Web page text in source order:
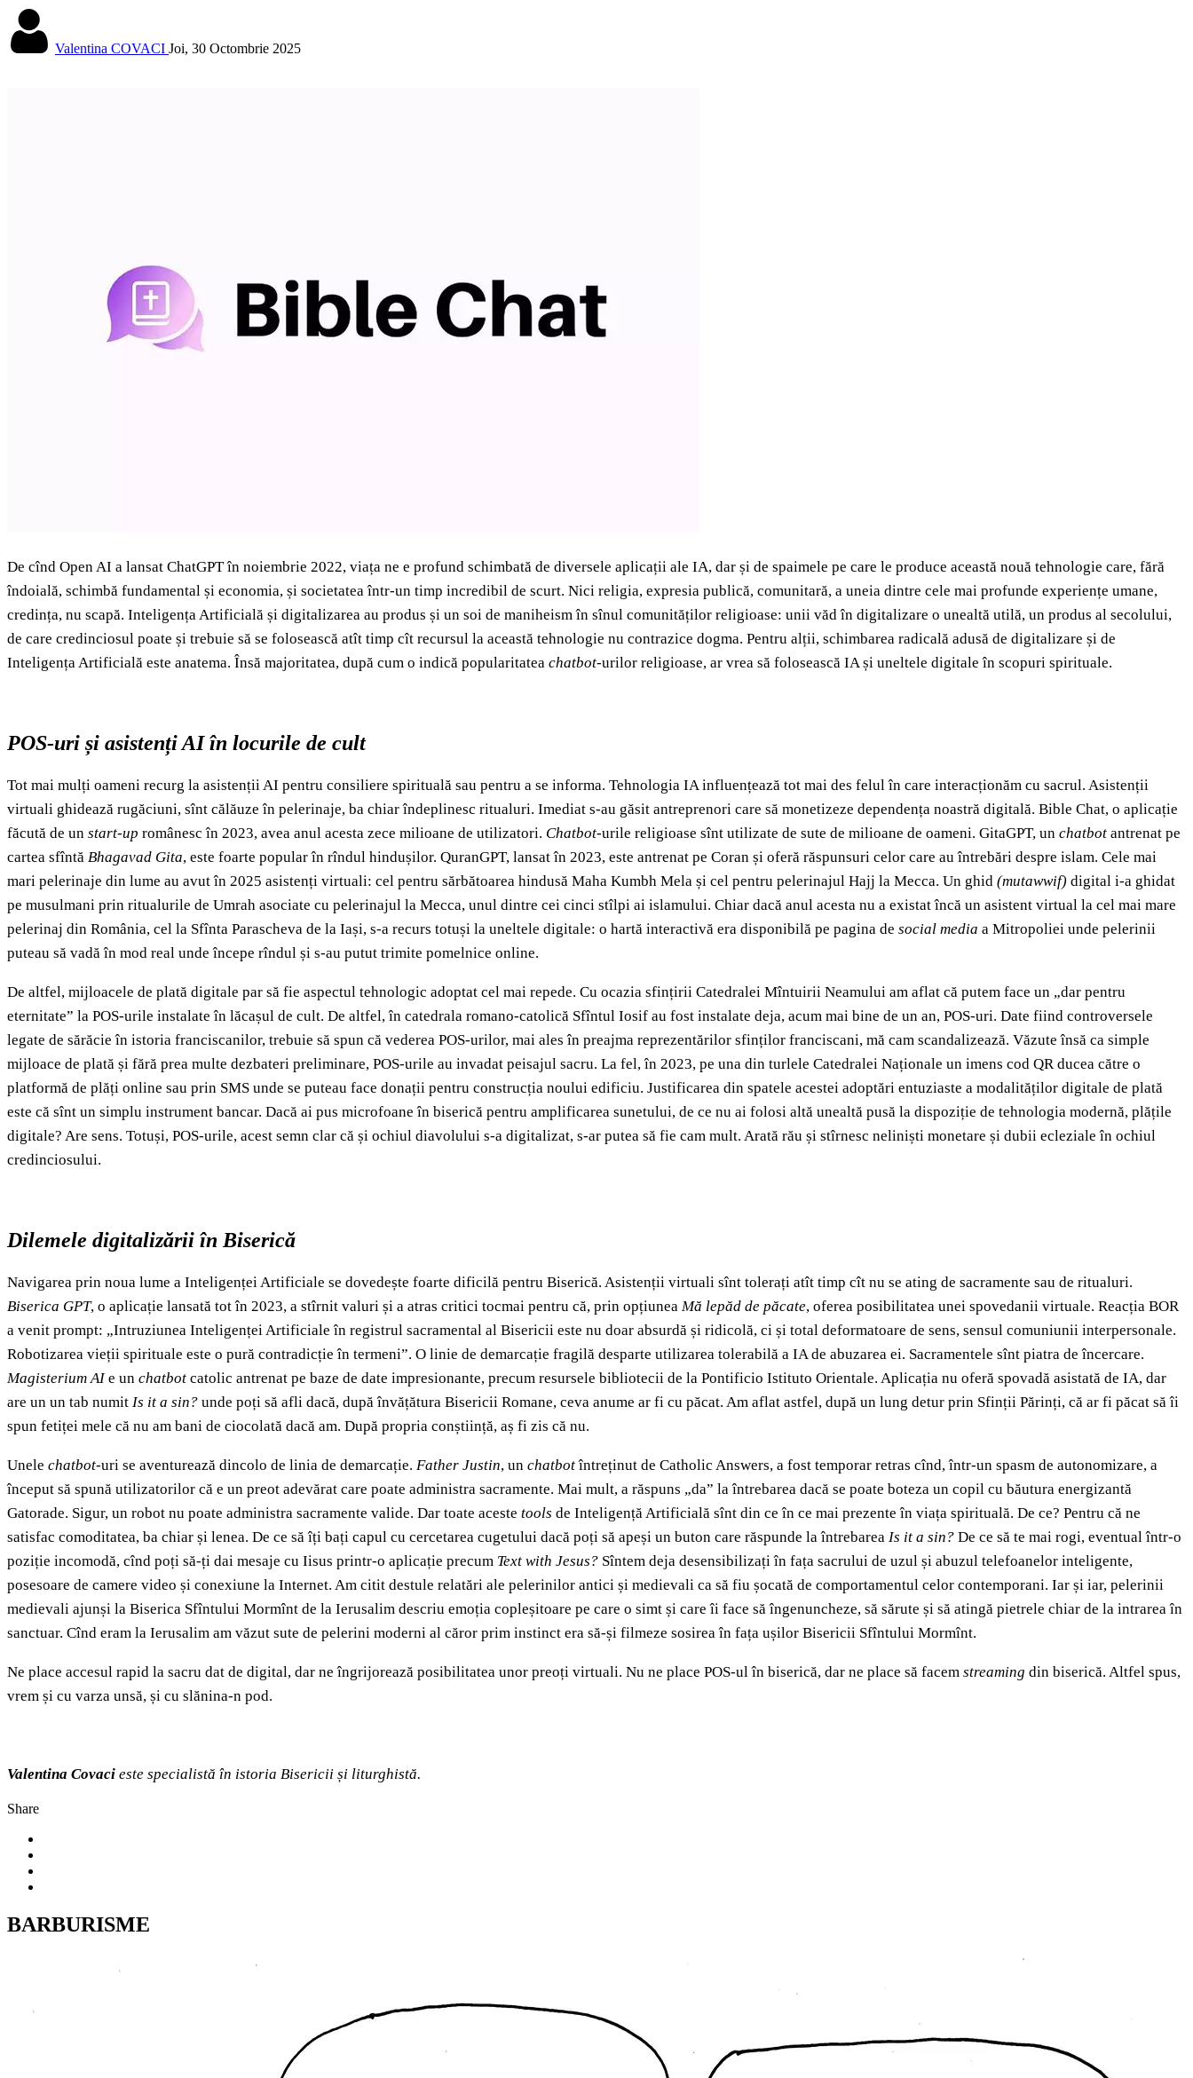
Valentina COVACI Joi, 30 Octombrie 2025
De cînd Open AI a lansat ChatGPT în noiembrie 2022, viața ne e profund schimbată de diversele aplicații ale IA, dar și de spaimele pe care le produce această nouă tehnologie care, fără
îndoială, schimbă fundamental și economia, și societatea într-un timp incredibil de scurt. Nici religia, expresia publică, comunitară, a uneia dintre cele mai profunde experiențe umane,
credința, nu scapă. Inteligența Artificială și digitalizarea au produs și un soi de maniheism în sînul comunităților religioase: unii văd în digitalizare o unealtă utilă, un produs al secolului,
de care credinciosul poate și trebuie să se folosească atît timp cît recursul la această tehnologie nu contrazice dogma. Pentru alții, schimbarea radicală adusă de digitalizare și de
Inteligența Artificială este anatema. Însă majoritatea, după cum o indică popularitatea chatbot-urilor religioase, ar vrea să folosească IA și uneltele digitale în scopuri spirituale.
POS-uri și asistenți AI în locurile de cult
Tot mai mulți oameni recurg la asistenții AI pentru consiliere spirituală sau pentru a se informa. Tehnologia IA influențează tot mai des felul în care interacționăm cu sacrul. Asistenții
virtuali ghidează rugăciuni, sînt călăuze în pelerinaje, ba chiar îndeplinesc ritualuri. Imediat s-au găsit antreprenori care să monetizeze dependența noastră digitală. Bible Chat, o aplicație
făcută de un start-up românesc în 2023, avea anul acesta zece milioane de utilizatori. Chatbot-urile religioase sînt utilizate de sute de milioane de oameni. GitaGPT, un chatbot antrenat pe
cartea sfîntă Bhagavad Gita, este foarte popular în rîndul hindușilor. QuranGPT, lansat în 2023, este antrenat pe Coran și oferă răspunsuri celor care au întrebări despre islam. Cele mai
mari pelerinaje din lume au avut în 2025 asistenți virtuali: cel pentru sărbătoarea hindusă Maha Kumbh Mela și cel pentru pelerinajul Hajj la Mecca. Un ghid (mutawwif) digital i-a ghidat
pe musulmani prin ritualurile de Umrah asociate cu pelerinajul la Mecca, unul dintre cei cinci stîlpi ai islamului. Chiar dacă anul acesta nu a existat încă un asistent virtual la cel mai mare
pelerinaj din România, cel la Sfînta Parascheva de la Iași, s-a recurs totuși la uneltele digitale: o hartă interactivă era disponibilă pe pagina de social media a Mitropoliei unde pelerinii
puteau să vadă în mod real unde începe rîndul și s-au putut trimite pomelnice online.
De altfel, mijloacele de plată digitale par să fie aspectul tehnologic adoptat cel mai repede. Cu ocazia sfințirii Catedralei Mîntuirii Neamului am aflat că putem face un „dar pentru
eternitate” la POS-urile instalate în lăcașul de cult. De altfel, în catedrala romano-catolică Sfîntul Iosif au fost instalate deja, acum mai bine de un an, POS-uri. Date fiind controversele
legate de sărăcie în istoria franciscanilor, trebuie să spun că vederea POS-urilor, mai ales în preajma reprezentărilor sfinților franciscani, mă cam scandalizează. Văzute însă ca simple
mijloace de plată și fără prea multe dezbateri preliminare, POS-urile au invadat peisajul sacru. La fel, în 2023, pe una din turlele Catedralei Naționale un imens cod QR ducea către o
platformă de plăți online sau prin SMS unde se puteau face donații pentru construcția noului edificiu. Justificarea din spatele acestei adoptări entuziaste a modalităților digitale de plată
este că sînt un simplu instrument bancar. Dacă ai pus microfoane în biserică pentru amplificarea sunetului, de ce nu ai folosi altă unealtă pusă la dispoziție de tehnologia modernă, plățile
digitale? Are sens. Totuși, POS-urile, acest semn clar că și ochiul diavolului s-a digitalizat, s-ar putea să fie cam mult. Arată rău și stîrnesc neliniști monetare și dubii ecleziale în ochiul
credinciosului.
Dilemele digitalizării în Biserică
Navigarea prin noua lume a Inteligenței Artificiale se dovedește foarte dificilă pentru Biserică. Asistenții virtuali sînt tolerați atît timp cît nu se ating de sacramente sau de ritualuri.
Biserica GPT, o aplicație lansată tot în 2023, a stîrnit valuri și a atras critici tocmai pentru că, prin opțiunea Mă lepăd de păcate, oferea posibilitatea unei spovedanii virtuale. Reacția BOR
a venit prompt: „Intruziunea Inteligenței Artificiale în registrul sacramental al Bisericii este nu doar absurdă și ridicolă, ci și total deformatoare de sens, sensul comuniunii interpersonale.
Robotizarea vieții spirituale este o pură contradicție în termeni”. O linie de demarcație fragilă desparte utilizarea tolerabilă a IA de abuzarea ei. Sacramentele sînt piatra de încercare.
Magisterium AIe un chatbot catolic antrenat pe baze de date impresionante, precum resursele bibliotecii de la Pontificio Istituto Orientale. Aplicația nu oferă spovadă asistată de IA, dar
are un un tab numit Is it a sin? unde poți să afli dacă, după învățătura Bisericii Romane, ceva anume ar fi cu păcat. Am aflat astfel, după un lung detur prin Sfinții Părinți, că ar fi păcat să îi
spun fetiței mele că nu am bani de ciocolată dacă am. După propria conștiință, aș fi zis că nu.
Unele chatbot-uri se aventurează dincolo de linia de demarcație. Father Justin, un chatbotîntreținut de Catholic Answers, a fost temporar retras cînd, într-un spasm de autonomizare, a
început să spună utilizatorilor că e un preot adevărat care poate administra sacramente. Mai mult, a răspuns „da” la întrebarea dacă se poate boteza un copil cu băutura energizantă
Gatorade. Sigur, un robot nu poate administra sacramente valide. Dar toate aceste tools de Inteligență Artificială sînt din ce în ce mai prezente în viața spirituală. De ce? Pentru că ne
satisfac comoditatea, ba chiar și lenea. De ce să îți bați capul cu cercetarea cugetului dacă poți să apeși un buton care răspunde la întrebarea Is it a sin? De ce să te mai rogi, eventual într-o
poziție incomodă, cînd poți să-ți dai mesaje cu Iisus printr-o aplicație precum Text with Jesus? Sîntem deja desensibilizați în fața sacrului de uzul și abuzul telefoanelor inteligente,
posesoare de camere video și conexiune la Internet. Am citit destule relatări ale pelerinilor antici și medievali ca să fiu șocată de comportamentul celor contemporani. Iar și iar, pelerinii
medievali ajunși la Biserica Sfîntului Mormînt de la Ierusalim descriu emoția copleșitoare pe care o simt și care îi face să îngenuncheze, să sărute și să atingă pietrele chiar de la intrarea în
sanctuar. Cînd eram la Ierusalim am văzut sute de pelerini moderni al căror prim instinct era să-și filmeze sosirea în fața ușilor Bisericii Sfîntului Mormînt.
Ne place accesul rapid la sacru dat de digital, dar ne îngrijorează posibilitatea unor preoți virtuali. Nu ne place POS-ul în biserică, dar ne place să facem streaming din biserică. Altfel spus,
vrem și cu varza unsă, și cu slănina-n pod.
Valentina Covaci este specialistă în istoria Bisericii și liturghistă.
Share
BARBURISME